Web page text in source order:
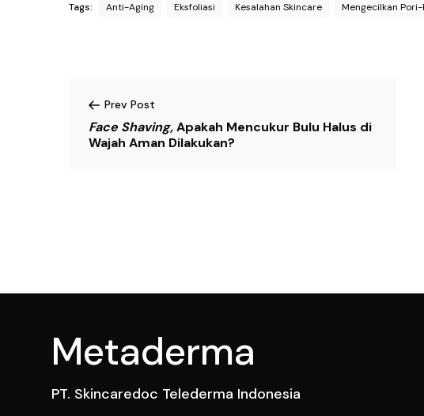
Tags: Anti-Aging Eksfoliasi Kesalahan Skincare Mengecilkan Pori-
Prev Post
Face Shaving,Apakah Mencukur Bulu Halus di
Wajah Aman Dilakukan?
Metaderma
PT. Skincaredoc Telederma Indonesia